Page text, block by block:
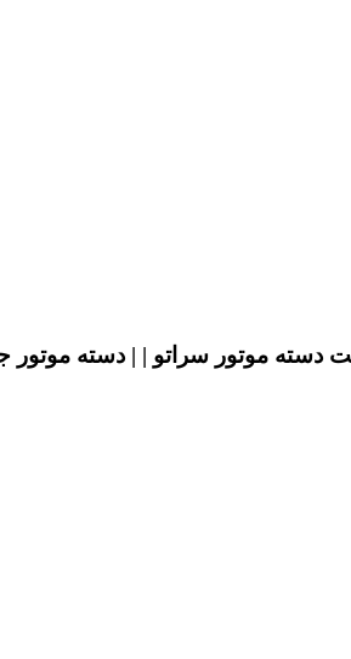
دسته موتور سراتو | | دسته